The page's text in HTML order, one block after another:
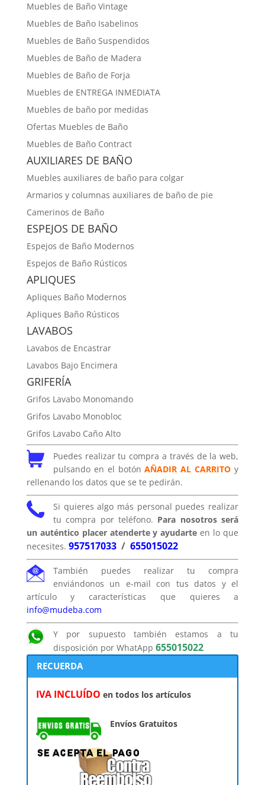
Muebles de Baño Vintage
Muebles de Baño Isabelinos
Muebles de Baño Suspendidos
Muebles de Baño de Madera
Muebles de Baño de Forja
Muebles de ENTREGA INMEDIATA
Muebles de baño por medidas
Ofertas Muebles de Baño
Muebles de Baño Contract
AUXILIARES DE BAÑO
Muebles auxiliares de baño para colgar
Armarios y columnas auxiliares de baño de pie
Camerinos de Baño
ESPEJOS DE BAÑO
Espejos de Baño Modernos
Espejos de Baño Rústicos
APLIQUES
Apliques Baño Modernos
Apliques Baño Rústicos
LAVABOS
Lavabos de Encastrar
Lavabos Bajo Encimera
GRIFERÍA
Grifos Lavabo Monomando
Grifos Lavabo Monobloc
Grifos Lavabo Caño Alto
Puedes realizar tu compra a través de la web,
pulsando en el botónAÑADIR AL CARRITO y
rellenando los datos que se te pedirán.
Si quieres algo más personal puedes realizar
tu compra por teléfono. Para nosotros será
un auténtico placer atenderte y ayudarte en lo que
necesites. 957517033/ 655015022
También puedes realizar tu compra
enviándonos un e-mail con tus datos y el
artículo y características que quieres a
info@mudeba.com
Y por supuesto también estamos a tu
disposición por WhatApp 655015022
RECUERDA
IVA INCLUÍDO en todos los artículos
Envíos Gratuitos